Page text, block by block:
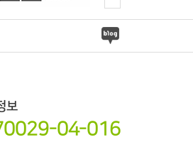
보
04-016